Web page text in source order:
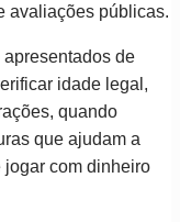
avaliações públicas.
de
idade legal,
quando
que ajudam a
jogar com dinheiro